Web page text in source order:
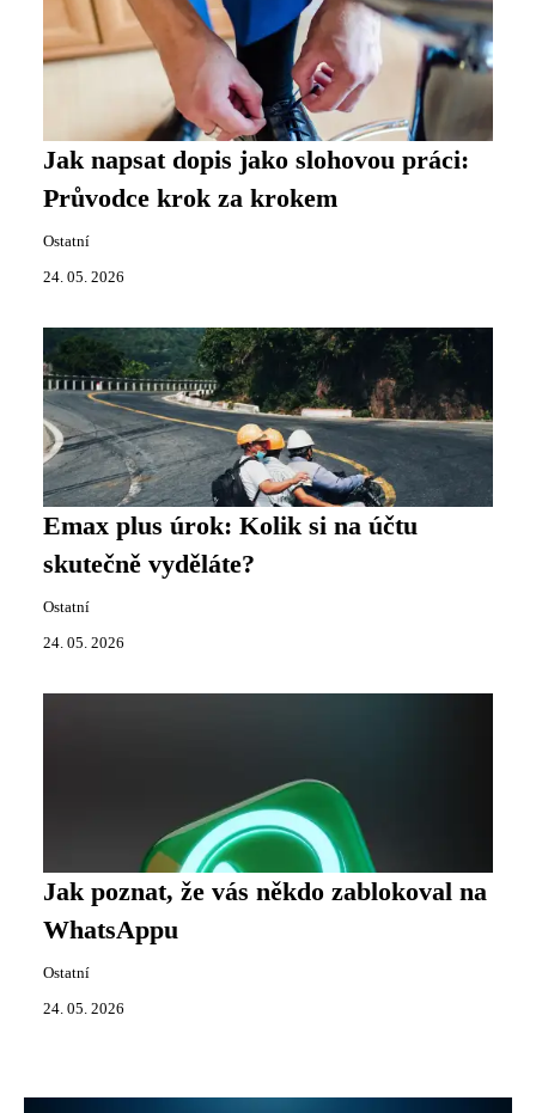
Jak napsat dopis jako slohovou práci:
Průvodce krok za krokem
Ostatní
24. 05. 2026
Emax plus úrok: Kolik si na účtu
skutečně vyděláte?
Ostatní
24. 05. 2026
Jak poznat, že vás někdo zablokoval na
WhatsAppu
Ostatní
24. 05. 2026